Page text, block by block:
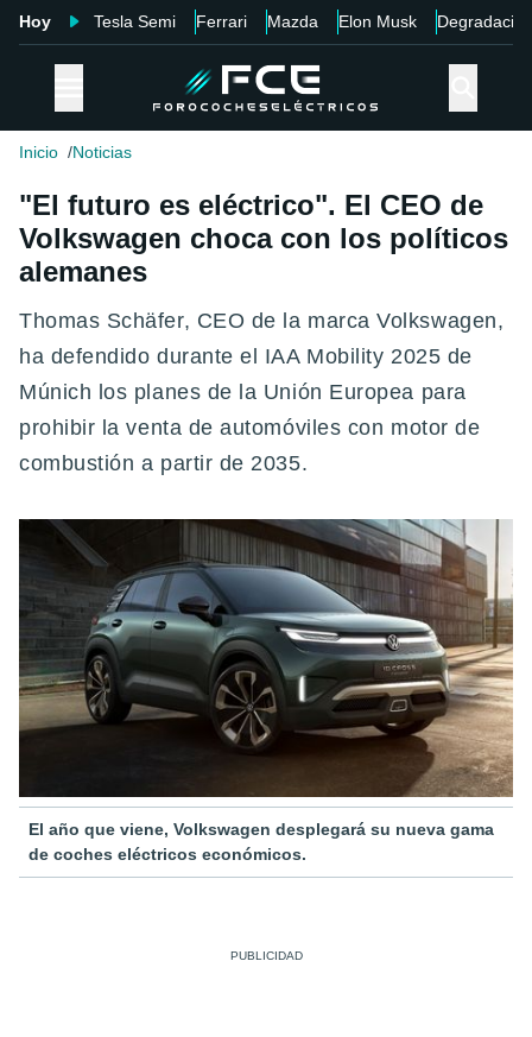
Hoy Tesla Semi Ferrari Mazda Elon Musk Degradación
Inicio Noticias
"El futuro es eléctrico". El CEO de
Volkswagen choca con los políticos
alemanes
Thomas Schäfer, CEO de la marca Volkswagen,
ha defendido durante el IAA Mobility 2025 de
Múnich los planes de la Unión Europea para
prohibir la venta de automóviles con motor de
combustión a partir de 2035.
El año que viene, Volkswagen desplegará su nueva gama
de coches eléctricos económicos.